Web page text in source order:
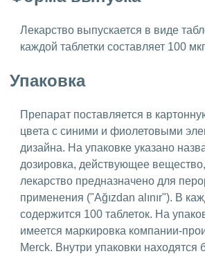
Лекарство выпускается в виде
каждой таблетки составляет 100
Упаковка
Препарат поставляется в
цвета с синими и фиолетовыми
дизайна. На упаковке указано
дозировка, действующее
лекарство предназначено для
применения ("Ağızdan alınır"). В
содержится 100 таблеток. На
имеется маркировка компании-
Merck. Внутри упаковки находятся